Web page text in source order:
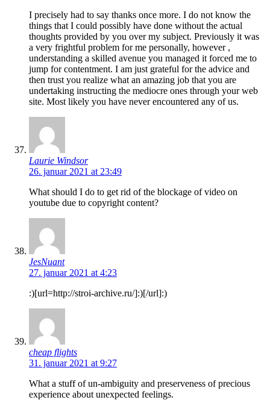
I precisely had to say thanks once more. I do not know the
things that I could possibly have done without the actual
thoughts provided by you over my subject. Previously it was
a very frightful problem for me personally, however ,
understanding a skilled avenue you managed it forced me to
jump for contentment. I am just grateful for the advice and
then trust you realize what an amazing job that you are
undertaking instructing the mediocre ones through your web
site. Most likely you have never encountered any of us.
Laurie Windsor
26. januar 2021 at 23:49
What should I do to get rid of the blockage of video on
youtube due to copyright content?
JesNuant
27. januar 2021 at 4:23
:)[url=http://stroi-archive.ru/]:)[/url]:)
cheap flights
31. januar 2021 at 9:27
What a stuff of un-ambiguity and preserveness of precious
experience about unexpected feelings.